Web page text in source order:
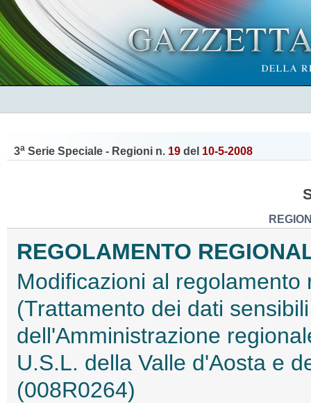
3a Serie Speciale - Regioni n. 19 del 10-5-2008
REGOLAMENTO
Modificazioni al
(Trattamento dei dati
dell'Amministrazione
U.S.L. della Valle d'Aosta e
(008R0264)